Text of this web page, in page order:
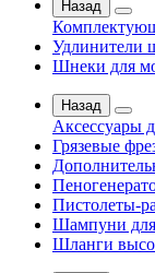
Назад
Удлинители
Шнеки для
Назад
Аксессуары
Грязевые
Пистолеты-
Шампуни для
Шланги